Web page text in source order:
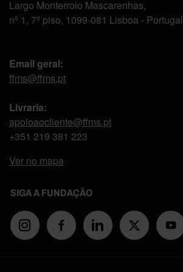
Largo Monterroio Mascarenhas,
nº 1, 7º piso, 1099-081 Lisboa - Portugal
Email geral:
ffms@ffms.pt
Livraria:
apoioaocliente@ffms.pt
+351 219 381 223
Ver no mapa
SIGA A FUNDAÇÃO